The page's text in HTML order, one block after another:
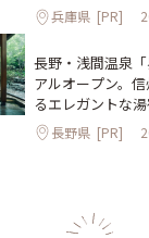
兵庫県 [PR]
長野・浅間温泉
アルオープン。
るエレガントな
長野県 [PR]